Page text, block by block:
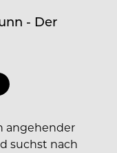
- Der
angehender
suchst nach